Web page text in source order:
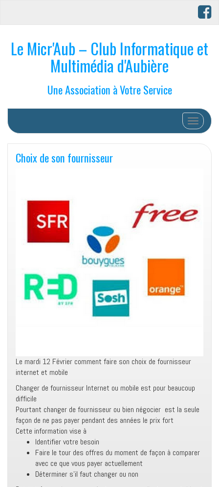
Le Micr'Aub – Club Informatique et
Multimédia d'Aubière
Une Association à Votre Service
Afficher/
Choix de son fournisseur
Le mardi 12 Février comment faire son choix de fournisseur
internet et mobile
Changer de fournisseur Internet ou mobile est pour beaucoup
difficile
Pourtant changer de fournisseur ou bien négocier est la seule
façon de ne pas payer pendant des années le prix fort
Cette information vise à
Identifier votre besoin
Faire le tour des offres du moment de façon à comparer
avec ce que vous payer actuellement
Déterminer s’il faut changer ou non